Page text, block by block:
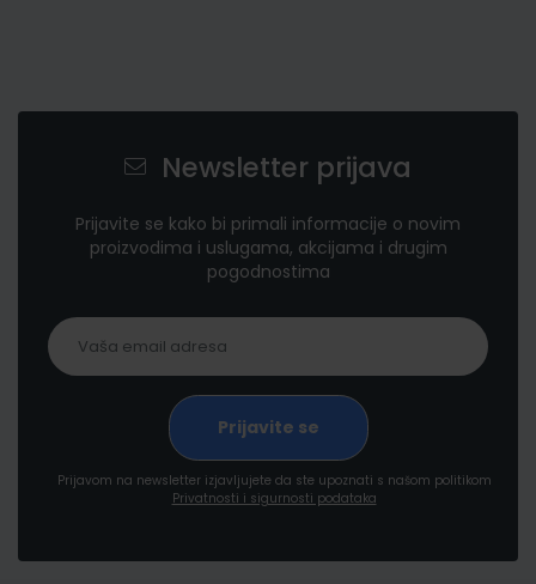
Newsletter prijava
Prijavite se kako bi primali informacije o novim
proizvodima i uslugama, akcijama i drugim
pogodnostima
Prijavom na newsletter izjavljujete da ste upoznati s našom politikom
Privatnosti i sigurnosti podataka